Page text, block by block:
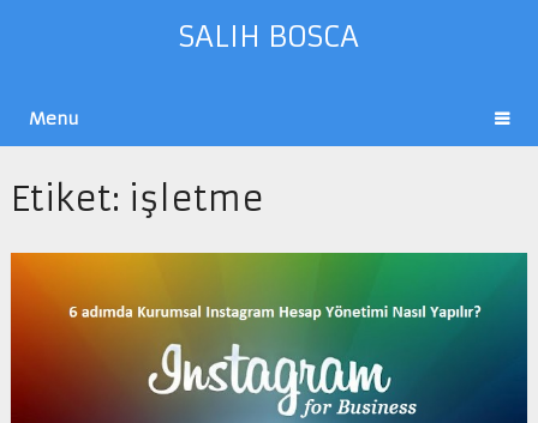
SALIH BOSCA
Menu
Etiket: işletme